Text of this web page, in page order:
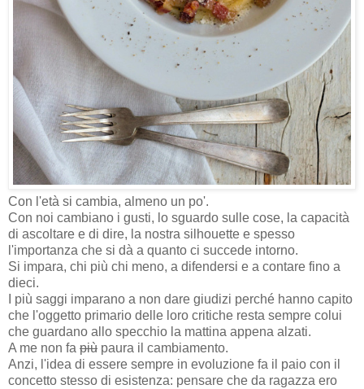
Con l'età si cambia, almeno un po'.
Con noi cambiano i gusti, lo sguardo sulle cose, la capacità
di ascoltare e di dire, la nostra silhouette e spesso
l'importanza che si dà a quanto ci succede intorno.
Si impara, chi più chi meno, a difendersi e a contare fino a
dieci.
I più saggi imparano a non dare giudizi perché hanno capito
che l'oggetto primario delle loro critiche resta sempre colui
che guardano allo specchio la mattina appena alzati.
A me non fa più paura il cambiamento.
Anzi, l'idea di essere sempre in evoluzione fa il paio con il
concetto stesso di esistenza: pensare che da ragazza ero